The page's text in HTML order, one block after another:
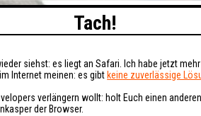
Tach!
siehst: es liegt an Safari. Ich habe jetzt
Internet meinen: es gibt keine zuverlässige
verlängern wollt: holt Euch einen
der Browser.